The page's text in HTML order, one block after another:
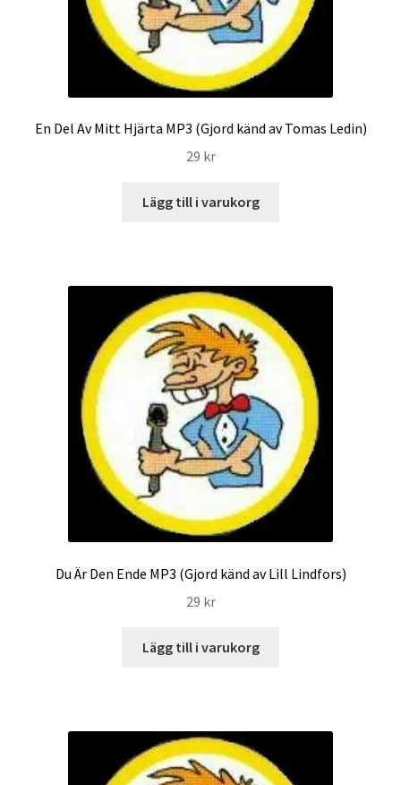
En Del Av Mitt Hjärta MP3 (Gjord känd av Tomas Ledin)
29 kr
Lägg till i varukorg
Du Är Den Ende MP3 (Gjord känd av Lill Lindfors)
29 kr
Lägg till i varukorg